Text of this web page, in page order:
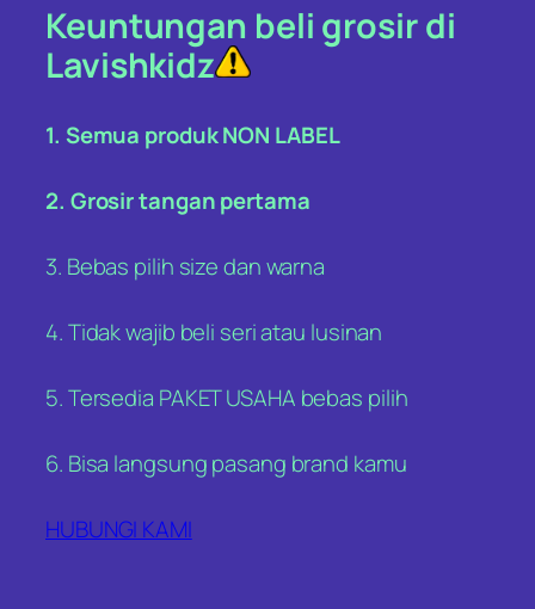
Keuntungan beli grosir di
Lavishkidz
1. Semua produk NON LABEL
2. Grosir tangan pertama
3. Bebas pilih size dan warna
4. Tidak wajib beli seri atau lusinan
5. Tersedia PAKET USAHA bebas pilih
6. Bisa langsung pasang brand kamu
HUBUNGI KAMI